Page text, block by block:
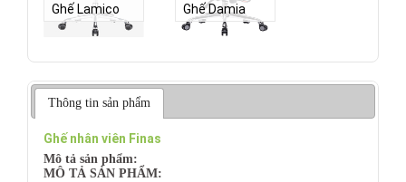
Ghế Lamico Ghế Damia
Thông tin sản phẩm
Ghế nhân viên Finas
Mô tả sản phẩm:
MÔ TẢ SẢN PHẨM: